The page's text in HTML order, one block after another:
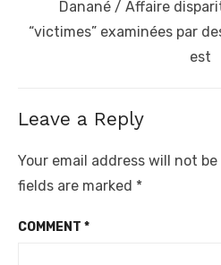
post:
Danané / Affaire
“victimes” examinées par
est
Leave a Reply
Your email address will not
fields are marked *
COMMENT *